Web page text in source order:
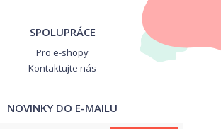
SPOLUPRÁCE
Pro e-shopy
Kontaktujte nás
NOVINKY DO E-MAILU